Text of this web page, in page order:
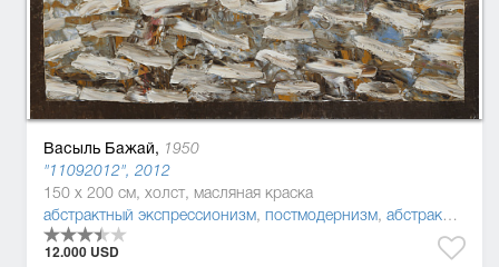
Васыль Бажай, 1950
"11092012", 2012
150 x 200 см, холст, масляная краска
абстрактный экспрессионизм, постмодернизм, абстракционизм
12.000 USD